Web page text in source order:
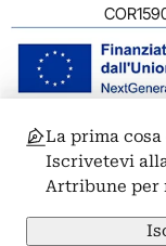
© 2011-2026
00186 Roma - P.I.
Privacy:
ARTRIBUNE srl –
La prima
Iscrivetevi
Artribune per